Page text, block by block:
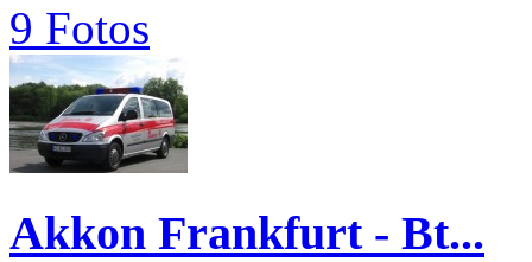
9 Fotos
Akkon Frankfurt - Bt...